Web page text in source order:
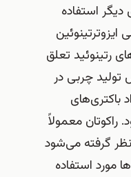
استفاده
رتینوئید تعلق
تولید چربی در
باکتری‌های
معمولاً
گرفته می‌شود
استفاده